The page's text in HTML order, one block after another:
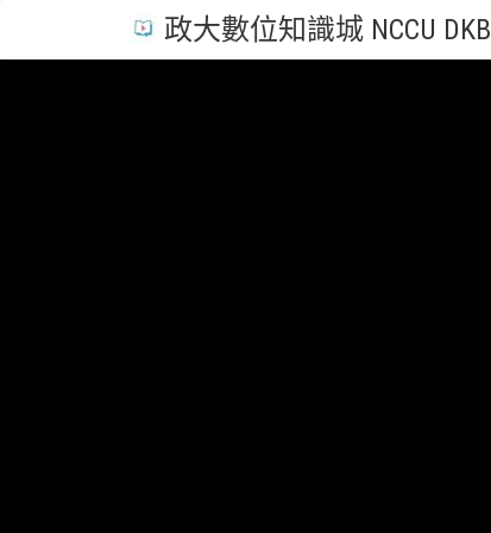
政大數位知識城 NCCU DKB